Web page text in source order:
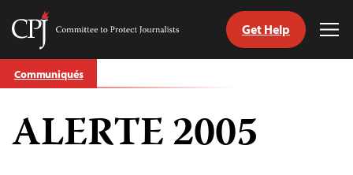
Skip
to
Committee
Journalists
Get Help
Communiqués
ALERTE 2005